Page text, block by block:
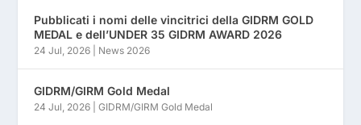
Pubblicati i nomi delle vincitrici della GIDRM GOLD
MEDAL e dell’UNDER 35 GIDRM AWARD 2026
24 Jul, 2026 News 2026
GIDRM/GIRM Gold Medal
24 Jul, 2026 |GIDRM/GIRM Gold Medal